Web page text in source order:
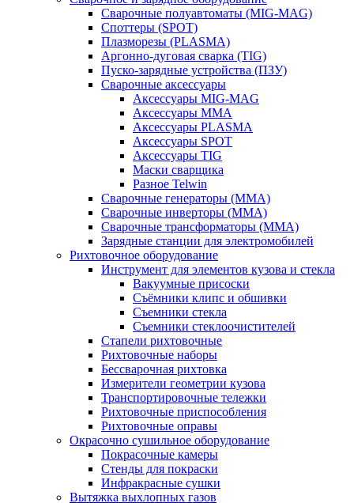
Сварочные полуавтоматы (MIG-MAG)
Споттеры (SPOT)
Плазморезы (PLASMA)
Аргонно-дуговая сварка (TIG)
Пуско-зарядные устройства (ПЗУ)
Сварочные аксессуары
Аксессуары MIG-MAG
Аксессуары MMA
Аксессуары PLASMA
Аксессуары SPOT
Аксессуары TIG
Маски сварщика
Разное Telwin
Сварочные генераторы (MMA)
Сварочные инверторы (MMA)
Сварочные трансформаторы (MMA)
Зарядные станции для электромобилей
Рихтовочное оборудование
Инструмент для элементов кузова и стекла
Вакуумные присоски
Съёмники клипс и обшивки
Съемники стекла
Съемники стеклоочистителей
Стапели рихтовочные
Рихтовочные наборы
Бессварочная рихтовка
Измерители геометрии кузова
Транспортировочные тележки
Рихтовочные приспособления
Рихтовочные оправы
Окрасочно сушильное оборудование
Покрасочные камеры
Стенды для покраски
Инфракрасные сушки
Вытяжка выхлопных газов